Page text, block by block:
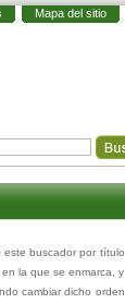
Mapa del sitio
este buscador por título
la que se enmarca, y
cambiar dicho orden